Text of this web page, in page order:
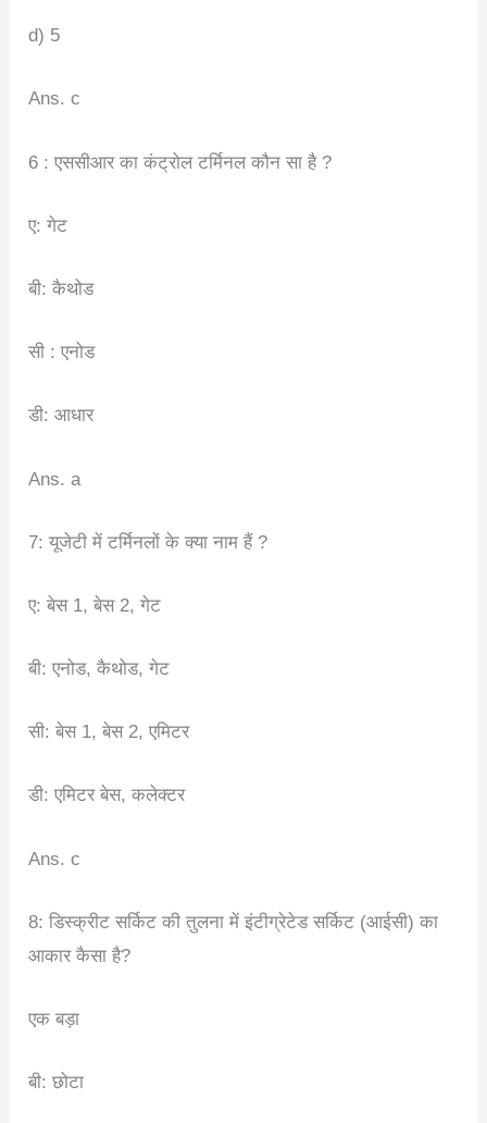
d) 5
Ans. c
6 : एससीआर का कंट्रोल टर्मिनल कौन सा है ?
ए: गेट
बी: कैथोड
सी : एनोड
डी: आधार
Ans. a
7: यूजेटी में टर्मिनलों के क्या नाम हैं ?
ए: बेस 1, बेस 2, गेट
बी: एनोड, कैथोड, गेट
सी: बेस 1, बेस 2, एमिटर
डी: एमिटर बेस, कलेक्टर
Ans. c
8: डिस्क्रीट सर्किट की तुलना में इंटीग्रेटेड सर्किट (आईसी) का
आकार कैसा है?
एक बड़ा
बी: छोटा